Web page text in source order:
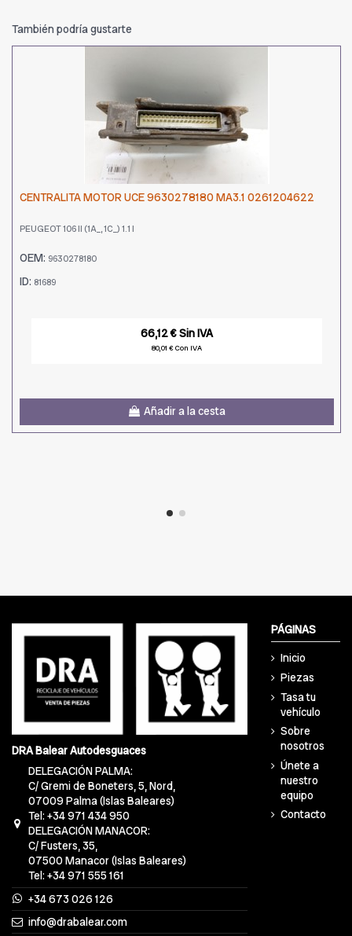
También podría gustarte
CENTRALITA MOTOR UCE 9630278180 MA3.1 0261204622
PEUGEOT 106 II (1A_, 1C_) 1.1 I
OEM: 9630278180
ID: 81689
66,12 € Sin IVA
80,01 € Con IVA
Añadir a la cesta
DRA Balear Autodesguaces
DELEGACIÓN PALMA:
C/ Gremi de Boneters, 5, Nord,
07009 Palma (Islas Baleares)
Tel: +34 971 434 950
DELEGACIÓN MANACOR:
C/ Fusters, 35,
07500 Manacor (Islas Baleares)
Tel: +34 971 555 161
+34 673 026 126
info@drabalear.com
PÁGINAS
Inicio
Piezas
Tasa tu
vehículo
Sobre
nosotros
Únete a
nuestro
equipo
Contacto